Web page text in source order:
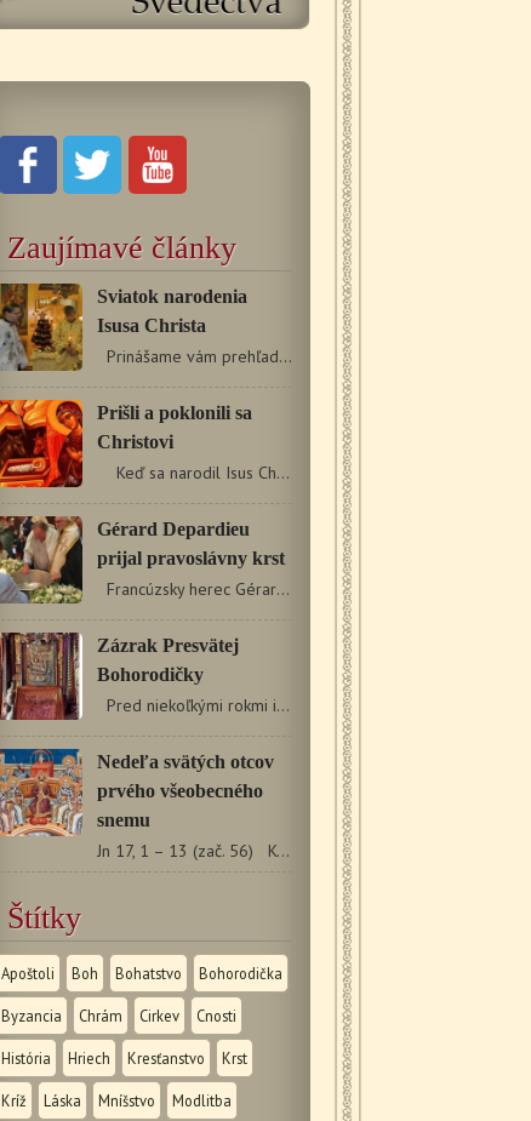
Zaujímavé články
Sviatok narodenia
Isusa Christa
Prinášame vám prehľad – zoznam a časovanie pravoslávnych…
Prišli a poklonili sa
Christovi
Keď sa narodil Isus Christos, Židia neprijali…
Gérard Depardieu
prijal pravoslávny krst
Francúzsky herec Gérard Depardieu sa stal pravoslávnym…
Zázrak Presvätej
Bohorodičky
Pred niekoľkými rokmi istej žene v Grécku zomrela…
Nedeľa svätých otcov
prvého všeobecného
snemu
Jn 17, 1 – 13 (zač. 56) Keď to Ježiš hovoril, pozdvihol…
Štítky
Apoštoli Boh Bohatstvo Bohorodička
Byzancia Chrám Cirkev Cnosti
História Hriech Kresťanstvo Krst
Kríž Láska Mníšstvo Modlitba